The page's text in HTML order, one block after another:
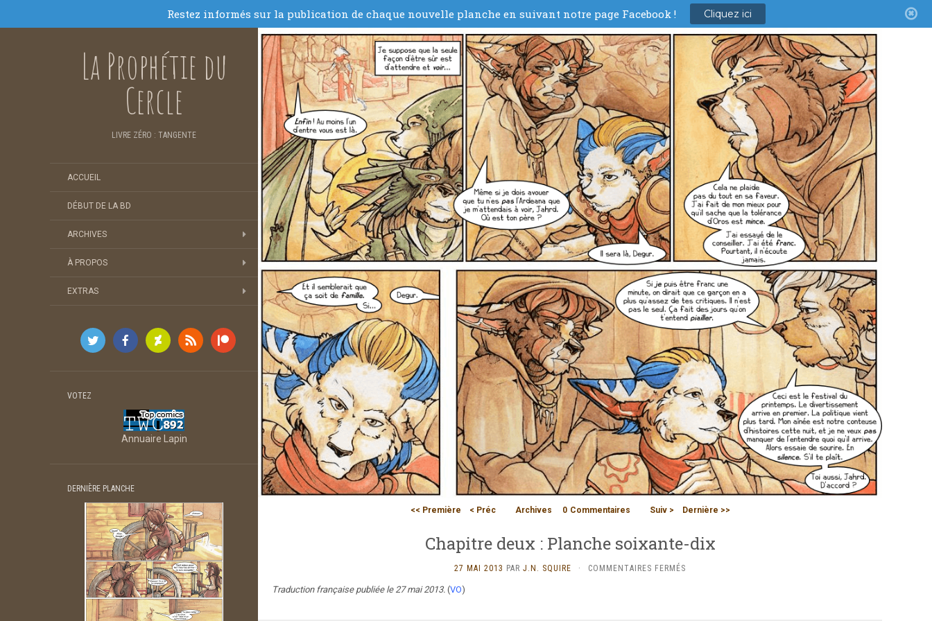
La Prophétie du
Cercle
LIVRE ZÉRO : TANGENTE
ACCUEIL
DÉBUT DE LA BD
ARCHIVES
À PROPOS
EXTRAS
VOTEZ
Annuaire Lapin
DERNIÈRE PLANCHE
<< Première < Préc Archives 0 Commentaires Suiv > Dernière >>
Chapitre deux : Planche soixante-dix
27 MAI 2013 PAR J.N. SQUIRE · COMMENTAIRES FERMÉS
Traduction française publiée le 27 mai 2013. (VO)